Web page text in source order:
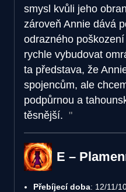
smysl kvůli jeho
zároveň Annie dává
odrazného
rychle vybudovat
ta představa, že
spojencům, ale
podpůrnou a
těsnější.
E –
Přebíjecí doba: 12/11/